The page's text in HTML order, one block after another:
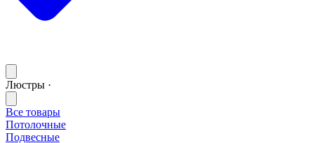
Люстры ·
Все товары
Потолочные
Подвесные